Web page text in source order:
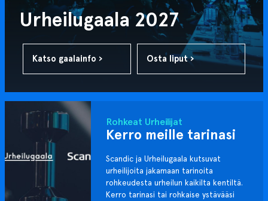
Urheilugaala 2027
Katso gaalainfo › Osta liput ›
Rohkeat Urheilijat
Kerro meille tarinasi
Scandic ja Urheilugaala kutsuvat
urheilijoita jakamaan tarinoita
rohkeudesta urheilun kaikilta kentiltä.
Kerro tarinasi tai rohkaise ystävääsi